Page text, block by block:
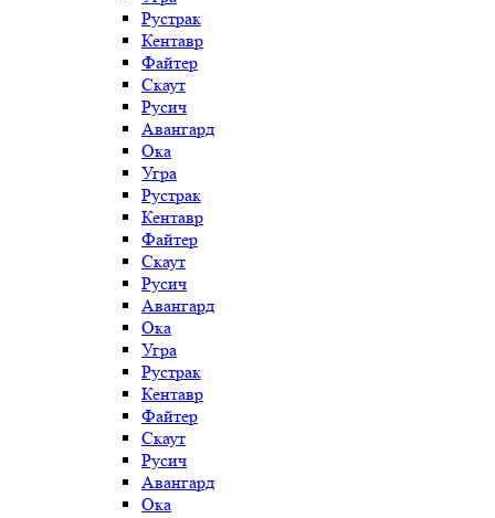
Рустрак
Кентавр
Файтер
Скаут
Русич
Авангард
Ока
Угра
Рустрак
Кентавр
Файтер
Скаут
Русич
Авангард
Ока
Угра
Рустрак
Кентавр
Файтер
Скаут
Русич
Авангард
Ока